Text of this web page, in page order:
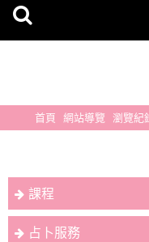
首頁 網站導覽 瀏覽紀
課程
占卜服務